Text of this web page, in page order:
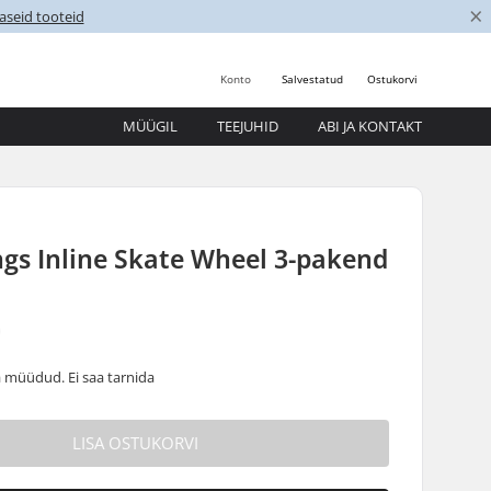
tooteid ×
Ostukorvi
Salvestatud
Konto
MÜÜGIL TEEJUHID ABI JA KONTAKT
Inline Skate Wheel 3-pakend
Ei saa tarnida
LISA OSTUKORVI